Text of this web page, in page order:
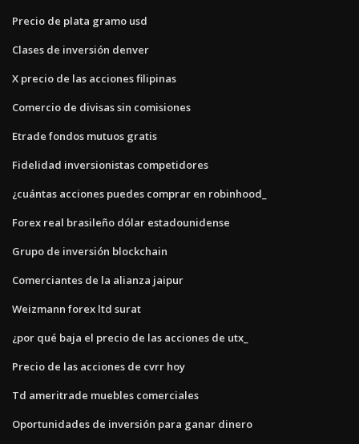
Precio de plata gramo usd
Clases de inversión denver
X precio de las acciones filipinas
Comercio de divisas sin comisiones
Etrade fondos mutuos gratis
Fidelidad inversionistas competidores
¿cuántas acciones puedes comprar en robinhood_
Forex real brasileño dólar estadounidense
Grupo de inversión blockchain
Comerciantes de la alianza jaipur
Weizmann forex ltd surat
¿por qué baja el precio de las acciones de utx_
Precio de las acciones de cvrr hoy
Td ameritrade muebles comerciales
Oportunidades de inversión para ganar dinero